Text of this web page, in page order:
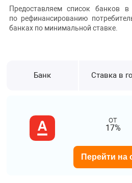
Предоставляем список банков в
по рефинансированию
банках по минимальной ставке.
Банк Ставка в
от
17%
Перейти на